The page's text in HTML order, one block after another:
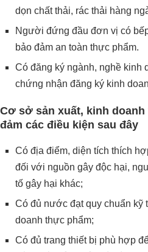
dọn chất thải, rác thải hàng
Người đứng đầu đơn vị có
bảo đảm an toàn thực phẩm.
Có đăng ký ngành, nghề kinh
chứng nhận đăng ký kinh
Cơ sở sản xuất, kinh
đảm các điều kiện sau đây
Có địa điểm, diện tích thích
đối với nguồn gây độc hại,
tố gây hại khác;
Có đủ nước đạt quy chuẩn kỹ
doanh thực phẩm;
Có đủ trang thiết bị phù hợp